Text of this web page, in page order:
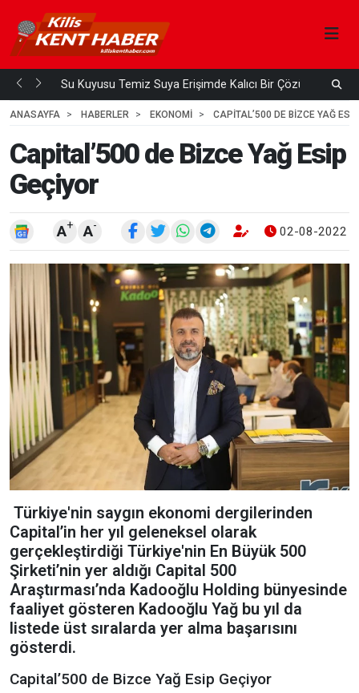
Su Kuyusu Temiz Suya Erişimde Kalıcı Bir Çözüm
3
ANASAYFA HABERLER EKONOMİ CAPITAL’500 DE BIZCE YAĞ
Capital’500 de Bizce Yağ Esip
Geçiyor
A+ A- 02-08-2022
Türkiye'nin saygın ekonomi dergilerinden
Capital’in her yıl geleneksel olarak
gerçekleştirdiği Türkiye'nin En Büyük 500
Şirketi’nin yer aldığı Capital 500
Araştırması’nda Kadooğlu Holding bünyesinde
faaliyet gösteren Kadooğlu Yağ bu yıl da
listede üst sıralarda yer alma başarısını
gösterdi.
Capital’500 de Bizce Yağ Esip Geçiyor